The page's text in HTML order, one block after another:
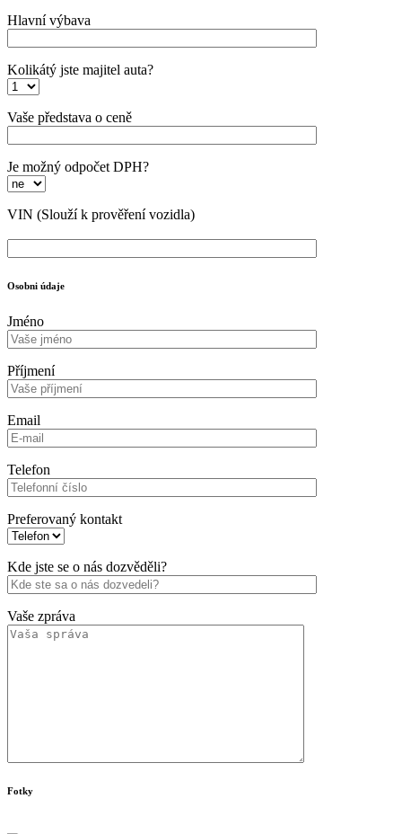
Hlavní výbava
Kolikátý jste majitel auta?
Vaše představa o ceně
Je možný odpočet DPH?
VIN (Slouží k prověření vozidla)
Osobni údaje
Jméno
Příjmení
Email
Telefon
Preferovaný kontakt
Kde jste se o nás dozvěděli?
Vaše zpráva
Fotky